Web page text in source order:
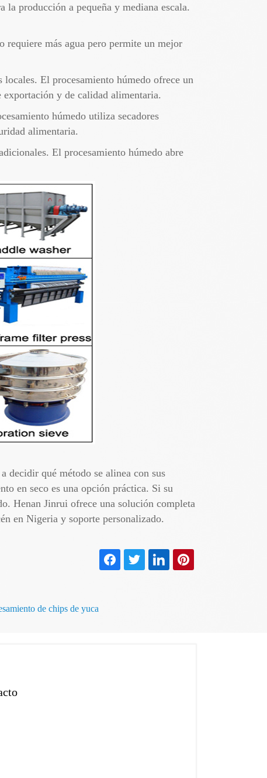
producción a pequeña y mediana escala.
requiere más agua pero permite un mejor
El procesamiento húmedo ofrece un
y de calidad alimentaria.
húmedo utiliza secadores
alimentaria.
El procesamiento húmedo abre
decidir qué método se alinea con sus
en seco es una opción práctica. Si su
Henan Jinrui ofrece una solución completa
en Nigeria y soporte personalizado.
de chips de yuca